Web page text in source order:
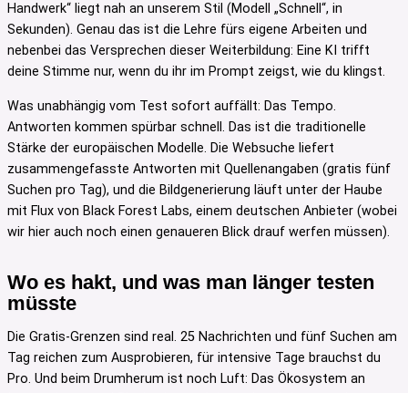
Handwerk“ liegt nah an unserem Stil (Modell „Schnell“, in
Sekunden). Genau das ist die Lehre fürs eigene Arbeiten und
nebenbei das Versprechen dieser Weiterbildung: Eine KI trifft
deine Stimme nur, wenn du ihr im Prompt zeigst, wie du klingst.
Was unabhängig vom Test sofort auffällt: Das Tempo.
Antworten kommen spürbar schnell. Das ist die traditionelle
Stärke der europäischen Modelle. Die Websuche liefert
zusammengefasste Antworten mit Quellenangaben (gratis fünf
Suchen pro Tag), und die Bildgenerierung läuft unter der Haube
mit Flux von Black Forest Labs, einem deutschen Anbieter (wobei
wir hier auch noch einen genaueren Blick drauf werfen müssen).
Wo es hakt, und was man länger testen
müsste
Die Gratis-Grenzen sind real. 25 Nachrichten und fünf Suchen am
Tag reichen zum Ausprobieren, für intensive Tage brauchst du
Pro. Und beim Drumherum ist noch Luft: Das Ökosystem an